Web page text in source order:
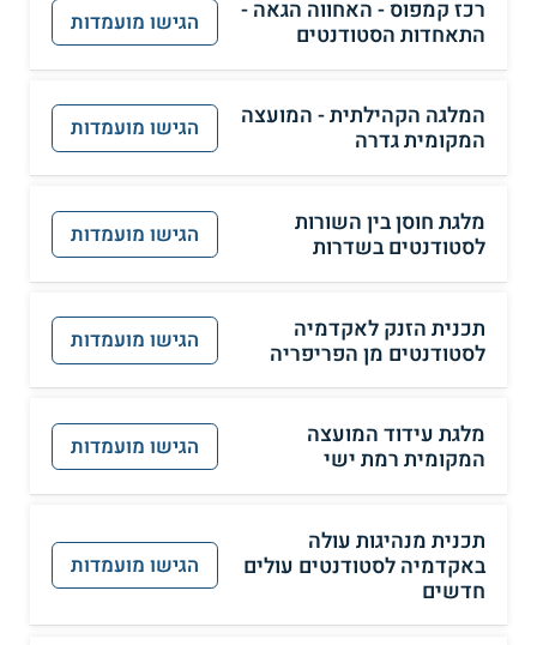
רכז קמפוס - האחווה הגאה -
התאחדות הסטודנטים
הגישו מועמדות
המלגה הקהילתית - המועצה
המקומית גדרה
הגישו מועמדות
מלגת חוסן בין השורות
לסטודנטים בשדרות
הגישו מועמדות
תכנית הזנק לאקדמיה
לסטודנטים מן הפריפריה
הגישו מועמדות
מלגת עידוד המועצה
המקומית רמת ישי
הגישו מועמדות
תכנית מנהיגות עולה
באקדמיה לסטודנטים עולים
חדשים
הגישו מועמדות